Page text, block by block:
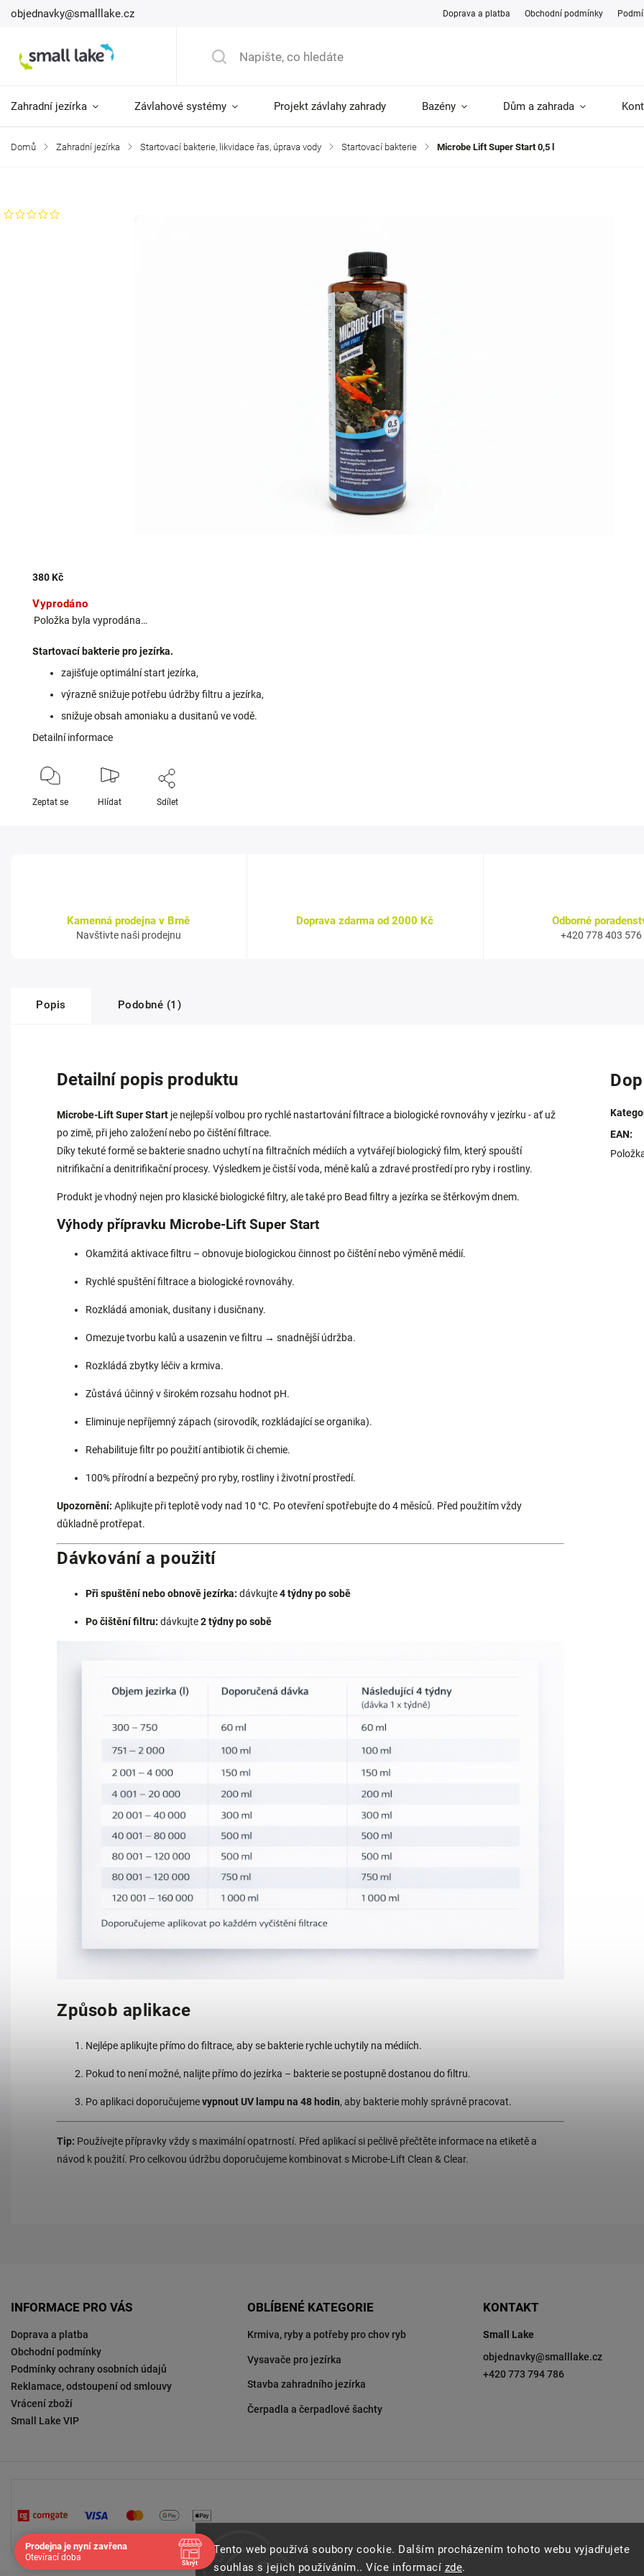
Tento web používá soubory cookie. Dalším procházením tohoto webu vyjadřujete
souhlas s jejich používáním.. Více informací zde.
objednavky@smalllake.cz Doprava a platba Obchodní podmínky
Zahradní jezírka Závlahové systémy Projekt závlahy zahrady Bazény Dům a zahrada
Domů / Zahradní jezírka / Startovací bakterie, likvidace řas, úprava vody / Startovací bakterie / Microbe Lift Super Start 0,5 l
380 Kč
Vyprodáno
Položka byla vyprodána…
Startovací bakterie pro jezírka.
zajišťuje optimální start jezírka,
výrazně snižuje potřebu údržby filtru a jezírka,
snižuje obsah amoniaku a dusitanů ve vodě.
Detailní informace
Zeptat se Hlídat Sdílet
Kamenná prodejna v Brně
Navštivte naši prodejnu
Doprava zdarma od 2000 Kč Odborné
+420 778 403 576
Popis Podobné (1)
Detailní popis produktu
Microbe-Lift Super Start je nejlepší volbou pro rychlé nastartování filtrace a biologické rovnováhy v jezírku - ať už
po zimě, při jeho založení nebo po čištění filtrace.
Díky tekuté formě se bakterie snadno uchytí na filtračních médiích a vytvářejí biologický film, který spouští
nitrifikační a denitrifikační procesy. Výsledkem je čistší voda, méně kalů a zdravé prostředí pro ryby i rostliny.
Produkt je vhodný nejen pro klasické biologické filtry, ale také pro Bead filtry a jezírka se štěrkovým dnem.
Výhody přípravku Microbe-Lift Super Start
Okamžitá aktivace filtru – obnovuje biologickou činnost po čištění nebo výměně médií.
Rychlé spuštění filtrace a biologické rovnováhy.
Rozkládá amoniak, dusitany i dusičnany.
Omezuje tvorbu kalů a usazenin ve filtru → snadnější údržba.
Rozkládá zbytky léčiv a krmiva.
Zůstává účinný v širokém rozsahu hodnot pH.
Eliminuje nepříjemný zápach (sirovodík, rozkládající se organika).
Rehabilituje filtr po použití antibiotik či chemie.
100% přírodní a bezpečný pro ryby, rostliny i životní prostředí.
Upozornění: Aplikujte při teplotě vody nad 10 °C. Po otevření spotřebujte do 4 měsíců. Před použitím vždy
důkladně protřepat.
Dávkování a použití
Při spuštění nebo obnově jezírka: dávkujte4 týdny po sobě
Po čištění filtru: dávkujte2 týdny po sobě
Způsob aplikace
Nejlépe aplikujte přímo do filtrace, aby se bakterie rychle uchytily na médiích.
Pokud to není možné, nalijte přímo do jezírka – bakterie se postupně dostanou do filtru.
Po aplikaci doporučujemevypnout UV lampu na 48 hodin, aby bakterie mohly správně pracovat.
Tip: Používejte přípravky vždy s maximální opatrností. Před aplikací si pečlivě přečtěte informace na etiketě a
návod k použití. Pro celkovou údržbu doporučujeme kombinovat s Microbe-Lift Clean & Clear.
EAN:
INFORMACE PRO VÁS
Doprava a platba
Obchodní podmínky
Podmínky ochrany osobních údajů
Reklamace, odstoupení od smlouvy
Vrácení zboží
Small Lake VIP
OBLÍBENÉ KATEGORIE
Krmiva, ryby a potřeby pro chov ryb
Vysavače pro jezírka
Stavba zahradního jezírka
Čerpadla a čerpadlové šachty
KONTAKT
Small Lake
objednavky@smalllake.cz
+420 773 794 786
Prodejna je nyní zavřena
Otevírací doba
Skrýt